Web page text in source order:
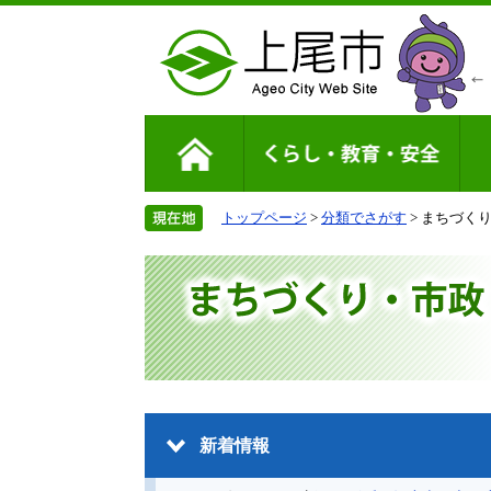
トップページ > 分類でさがす > まちづく
新着情報